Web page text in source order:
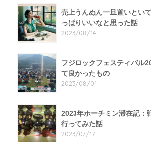
売上うんぬん一旦置いとい
っぱりいいなと思った話
2023/08/14
フジロックフェスティバル
て良かったもの
2023/08/01
2023年ホーチミン滞在記：
行ってみた話
2023/07/17